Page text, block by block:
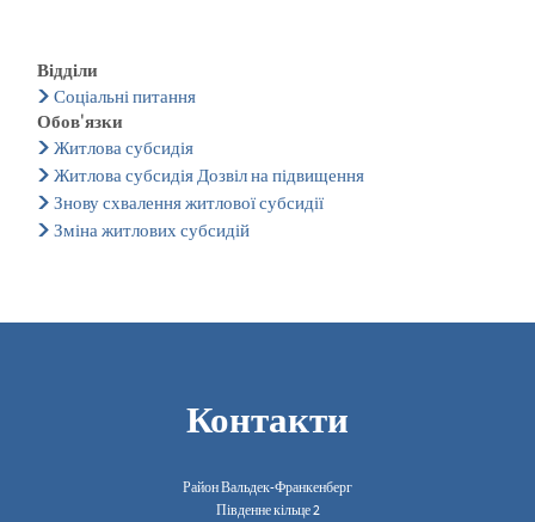
Відділи
Соціальні питання
Обов'язки
Житлова субсидія
Житлова субсидія Дозвіл на підвищення
Знову схвалення житлової субсидії
Зміна житлових субсидій
Контакти
Район Вальдек-Франкенберг
Південне кільце 2